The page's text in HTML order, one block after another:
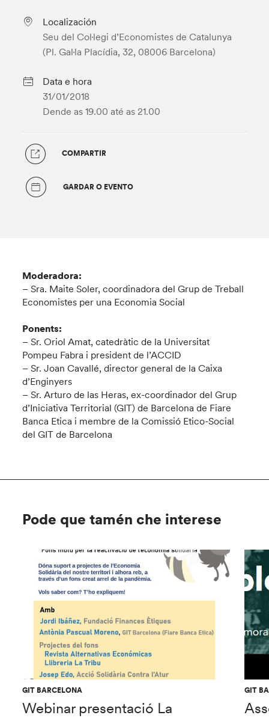
Localización
Seu del Col·legi d’Economistes de Catalunya
(Pl. Gal·la Placídia, 32, 08006 Barcelona)
Data e hora
31/01/2018
Dende as 19.00 até as 21.00
COMPARTIR
GARDAR O EVENTO
Moderadora:
– Sra. Maite Soler, coordinadora del Grup de Treball
Economistes per una Economia Social
Ponents:
– Sr. Oriol Amat, catedràtic de la Universitat
Pompeu Fabra i president de l’ACCID
– Sr. Joan Cavallé, director general de la Caixa
d’Enginyers
– Sr. Arturo de las Heras, ex-coordinador del Grup
d’Iniciativa Territorial (GIT) de Barcelona de Fiare
Banca Etica i membre de la Comissió Etico-Social
del GIT de Barcelona
Pode que tamén che interese
GIT BARCELONA
Webinar presentació La
GIT